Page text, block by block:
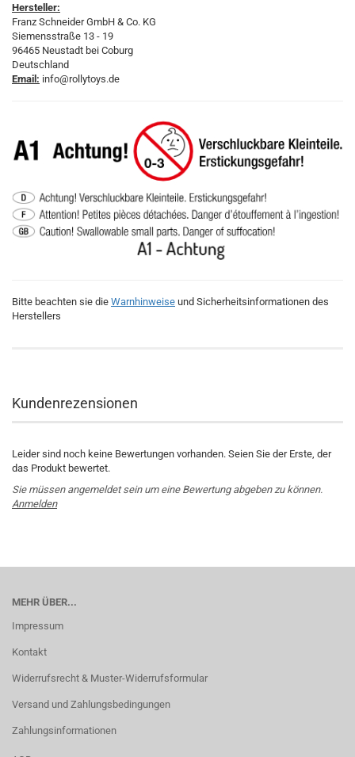
Hersteller:
Franz Schneider GmbH & Co. KG
Siemensstraße 13 - 19
96465 Neustadt bei Coburg
Deutschland
Email: info@rollytoys.de
Bitte beachten sie die Warnhinweise und Sicherheitsinformationen des
Herstellers
Kundenrezensionen
Leider sind noch keine Bewertungen vorhanden. Seien Sie der Erste, der
das Produkt bewertet.
Sie müssen angemeldet sein um eine Bewertung abgeben zu können.
Anmelden
MEHR ÜBER...
Impressum
Kontakt
Widerrufsrecht & Muster-Widerrufsformular
Versand und Zahlungsbedingungen
Zahlungsinformationen